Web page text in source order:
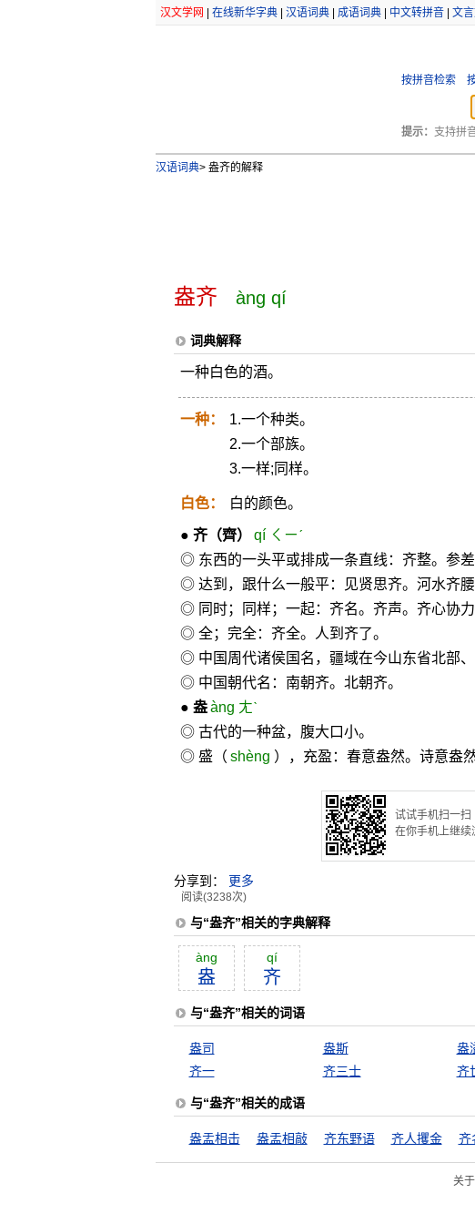
汉文学网 在线新华字典| 汉语词典| 成语词典| 中文转拼音| 文
按拼音检索
提示： 支持拼
汉语词典>盎齐的解释
盎齐 àng qí
词典解释
一种白色的酒。
一种：
1.一个种类。
2.一个部族。
3.一样;同样。
白色： 白的颜色。
● 齐（齊）
qí ㄑㄧˊ
◎ 东西的一头平或排成一条直线：齐整。参差
◎ 达到，跟什么一般平：见贤思齐。河水齐腰
◎ 同时；同样；一起：齐名。齐声。齐心协力
◎ 全；完全：齐全。人到齐了。
◎ 中国周代诸侯国名，疆域在今山东省北部、
◎ 中国朝代名：南朝齐。北朝齐。
● 盎 àng ㄤˋ
◎ 古代的一种盆，腹大口小。
◎ 盛（ shèng ），充盈：春意盎然。诗意盎然
试试手机扫一扫
在你手机上继续
分享到： 更多
阅读(3238次)
与“盎齐”相关的字典解释
àng
盎
qí
齐
与“盎齐”相关的词语
盎司 盎斯 盎
齐一
齐三士 齐
与“盎齐”相关的成语
盎盂相击 盎盂相敲 齐东野语 齐人攫金 齐
关于